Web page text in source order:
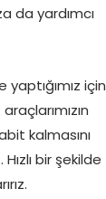
da yardımcı
için
kalmasını
bir şekilde